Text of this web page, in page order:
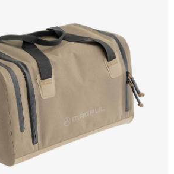
示した個人情報を、必要な購入注文書とあわせ
く、またはAFTEEにあなたの個人情報の収集、処
にご同意いただけない場合は、当サービスを選